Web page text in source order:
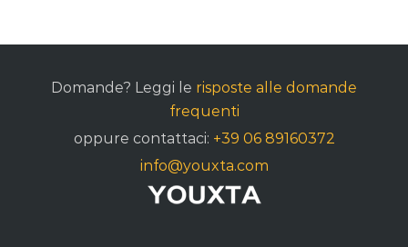
Domande? Leggi le risposte alle domande
frequenti
oppure contattaci: +39 06 89160372
info@youxta.com